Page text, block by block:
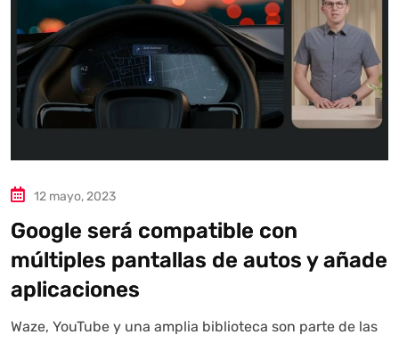
12 mayo, 2023
Google será compatible con
múltiples pantallas de autos y añade
aplicaciones
Waze, YouTube y una amplia biblioteca son parte de las